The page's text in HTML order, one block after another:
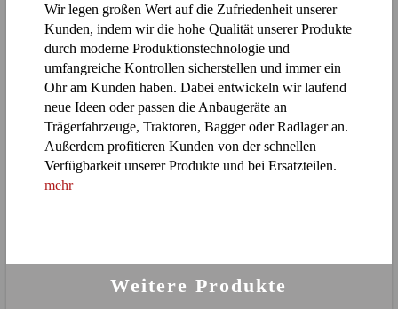
Wir legen großen Wert auf die Zufriedenheit unserer
Kunden, indem wir die hohe Qualität unserer Produkte
durch moderne Produktionstechnologie und
umfangreiche Kontrollen sicherstellen und immer ein
Ohr am Kunden haben. Dabei entwickeln wir laufend
neue Ideen oder passen die Anbaugeräte an
Trägerfahrzeuge, Traktoren, Bagger oder Radlager an.
Außerdem profitieren Kunden von der schnellen
Verfügbarkeit unserer Produkte und bei Ersatzteilen.
mehr
Weitere Produkte